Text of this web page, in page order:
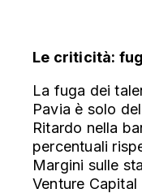
Le criticità:
La fuga dei
Pavia è solo
Ritardo nella
percentuali
Margini sulle
Venture